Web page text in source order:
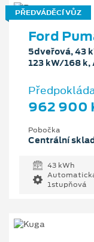
PŘEDVÁDĚCÍ VŮZ
Ford
5dveřová, 43
123 kW/168
962 900
Pobočka
Centrální
43 kWh
1stupňová